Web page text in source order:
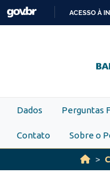
Skip to main content
ACESSO À
Dados Perguntas
Contato Sobre o